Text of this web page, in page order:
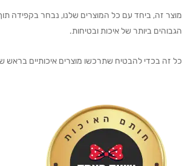
מוצר זה, ביחד עם כל המוצרים שלנו, נבחר בקפידה
הגבוהים ביותר של איכות ובטיחות.
כל זה בכדי להבטיח שתרכשו מוצרים איכותיים בראש